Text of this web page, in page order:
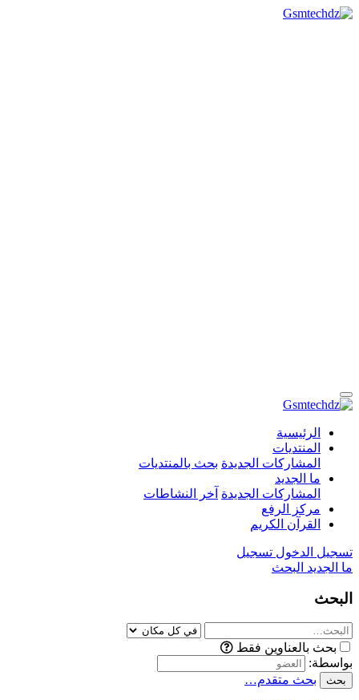
الرئيسية
المنتديات
المشاركات الجديدة بحث بالمنتديات
ما الجديد
المشاركات الجديدة آخر النشاطات
مركز الرفع
القرآن الكريم
تسجيل الدخول تسجيل
ما الجديد البحث
البحث
بحث بالعناوين فقط
بواسطة:
بحث بحث متقدم…